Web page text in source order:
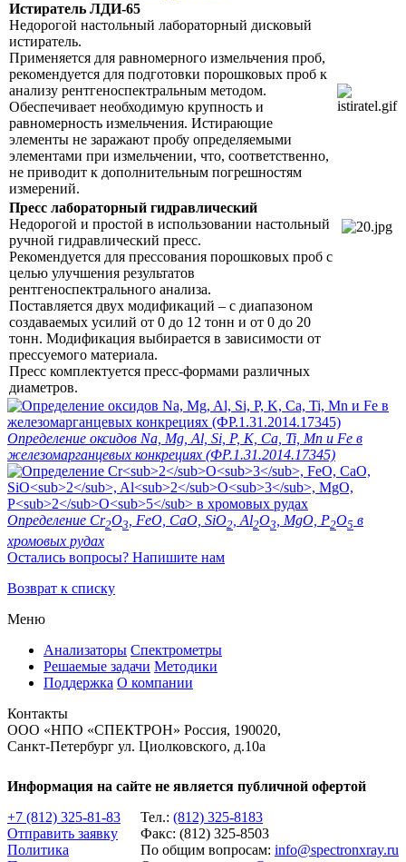
Истиратель ЛДИ-65
Недорогой настольный лабораторный дисковый
истиратель.
Применяется для равномерного измельчения проб,
рекомендуется для подготовки порошковых проб к
анализу рентгеноспектральным методом.
Обеспечивает необходимую крупность и
равномерность измельчения. Истирающие
элементы не заражают пробу определяемыми
элементами при измельчении, что, соответственно,
не приводит к дополнительным погрешностям
измерений.
Пресс лабораторный гидравлический
Недорогой и простой в использовании настольный
ручной гидравлический пресс.
Рекомендуется для прессования порошковых проб с
целью улучшения результатов
рентгеноспектрального анализа.
Поставляется двух модификаций – с диапазоном
создаваемых усилий от 0 до 12 тонн и от 0 до 20
тонн. Модификация выбирается в зависимости от
прессуемого материала.
Пресс комплектуется пресс-формами различных
диаметров.
Определение оксидов Na, Mg, Al, Si, P, K, Ca, Ti, Mn и Fe в
железомарганцевых конкрециях (ФР.1.31.2014.17345)
Определение Cr2O3 , FeO, CaO, SiO2 , Al2O3 , MgO, P2O5 в
хромовых рудах
Остались вопросы? Напишите нам
Возврат к списку
Меню
Анализаторы Спектрометры
Решаемые задачи Методики
Поддержка О компании
Контакты
ООО «НПО «СПЕКТРОН» Россия, 190020,
Санкт-Петербург ул. Циолковcкого, д.10а
Информация на сайте не является публичной офертой
Тел.: (812) 325-8183
Факс: (812) 325-8503
По общим вопросам: info@spectronxray.ru
+7 (812) 325-81-83
Отправить заявку
Политика